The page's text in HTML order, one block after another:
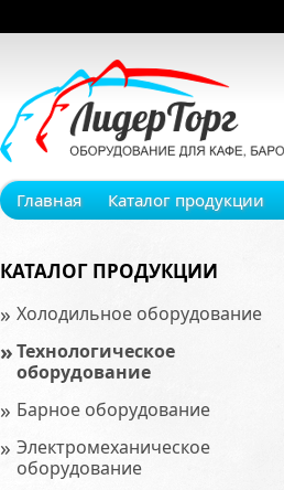
Главная Каталог продукции
КАТАЛОГ ПРОДУКЦИИ
» Холодильное оборудование
»Технологическое
оборудование
» Барное оборудование
» Электромеханическое
оборудование